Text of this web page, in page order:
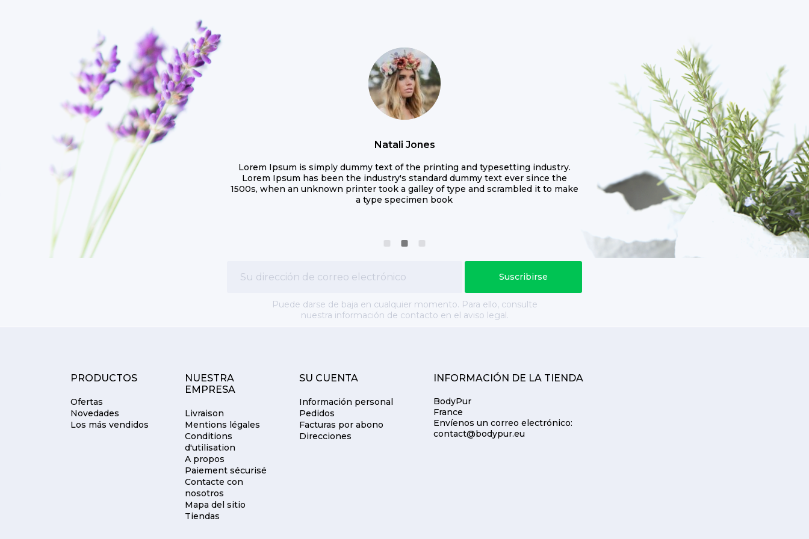
Natali Jones
Lorem Ipsum is simply dummy text of the printing and typesetting industry.
Lorem Ipsum has been the industry's standard dummy text ever since the
1500s, when an unknown printer took a galley of type and scrambled it to make
a type specimen book
Puede darse de baja en cualquier momento. Para ello, consulte
nuestra información de contacto en el aviso legal.
PRODUCTOS
Ofertas
Novedades
Los más vendidos
NUESTRA
EMPRESA
Livraison
Mentions légales
Conditions
d'utilisation
A propos
Paiement sécurisé
Contacte con
nosotros
Mapa del sitio
Tiendas
SU CUENTA
Información personal
Pedidos
Facturas por abono
Direcciones
INFORMACIÓN DE LA TIENDA
BodyPur
France
Envíenos un correo electrónico:
contact@bodypur.eu